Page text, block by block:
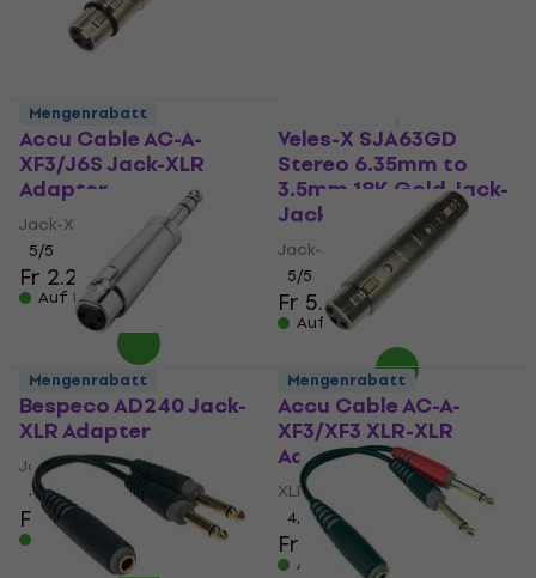
Accu Cable AC-A-
XF3/J6S Jack-XLR
Adapter
Jack-XLR Adapter
5/5
Fr 2.29Fr 2.47
Auf Lager
Veles-X SJA63GD
Stereo 6.35mm to
3.5mm 18K Gold Jack-
Jack Adapter
Jack-Jack Adapter
5/5
Fr 5.39
Auf Lager
Mengenrabatt
Bespeco AD240 Jack-
XLR Adapter
Jack-XLR Adapter
4,5/5
Fr 5.09
Auf Lager
Accu Cable AC-A-
XF3/XF3 XLR-XLR
Adapter
XLR-XLR Adapter
4,6 /5
Fr 2.29 Fr 2.47
Auf Lager
Mengenrabatt Mengenrabatt